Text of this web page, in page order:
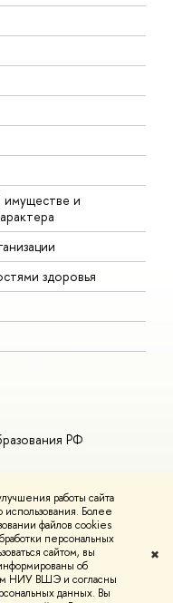
работы сайта
Более
файлов cookies
персональных
сайтом, вы
об
НИУ ВШЭ и согласны
данных. Вы
✖
имуществе и
здоровья
РФ
Условия